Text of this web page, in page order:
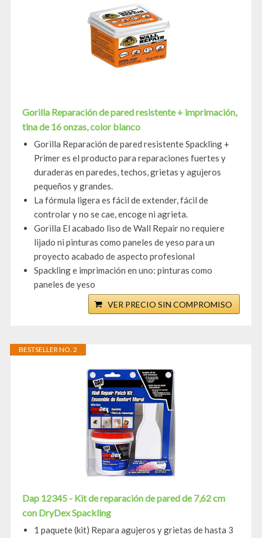
Gorilla Reparación de pared resistente + imprimación,
tina de 16 onzas, color blanco
Gorilla Reparación de pared resistente Spackling +
Primer es el producto para reparaciones fuertes y
duraderas en paredes, techos, grietas y agujeros
pequeños y grandes.
La fórmula ligera es fácil de extender, fácil de
controlar y no se cae, encoge ni agrieta.
Gorilla El acabado liso de Wall Repair no requiere
lijado ni pinturas como paneles de yeso para un
proyecto acabado de aspecto profesional
Spackling e imprimación en uno: pinturas como
paneles de yeso
VER PRECIO SIN COMPROMISO
BESTSELLER NO. 2
Dap 12345 - Kit de reparación de pared de 7,62 cm
con DryDex Spackling
1 paquete (kit) Repara agujeros y grietas de hasta 3